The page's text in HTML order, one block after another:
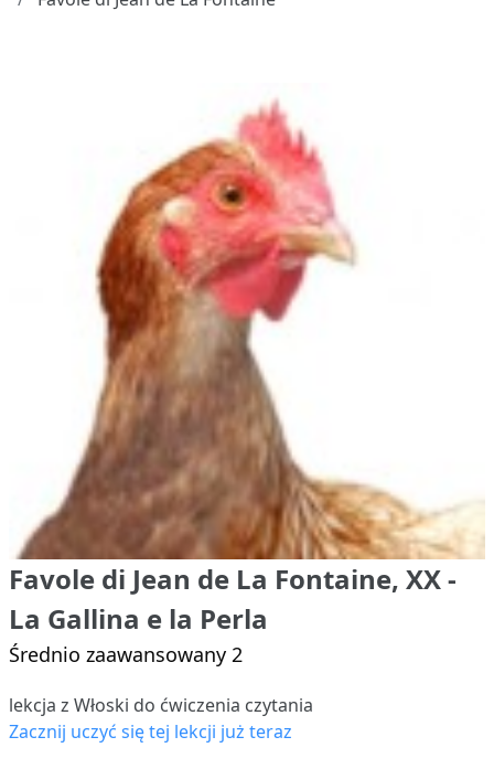
Favole di Jean de La Fontaine, XX -
La Gallina e la Perla
Średnio zaawansowany 2
lekcja z Włoski do ćwiczenia czytania
Zacznij uczyć się tej lekcji już teraz